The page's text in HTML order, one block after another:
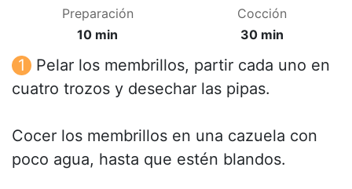
Preparación
10 min
Cocción
30 min
Pelar los membrillos, partir cada uno en
cuatro trozos y desechar las pipas.
Cocer los membrillos en una cazuela con
poco agua, hasta que estén blandos.